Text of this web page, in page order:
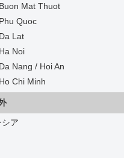
Mat Thuot
Quoc
Lat
Noi
Nang / Hoi An
Chi Minh
シア